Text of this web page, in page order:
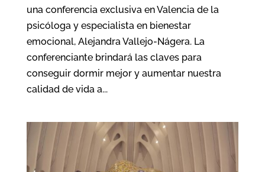
una conferencia exclusiva en Valencia de la
psicóloga y especialista en bienestar
emocional, Alejandra Vallejo-Nágera. La
conferenciante brindará las claves para
conseguir dormir mejor y aumentar nuestra
calidad de vida a...